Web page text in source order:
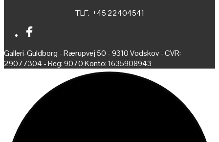
TLF. +45 22404541
Galleri-Guldborg - Rærupvej 50 - 9310 Vodskov - CVR:
29077304 - Reg: 9070 Konto: 1635908943